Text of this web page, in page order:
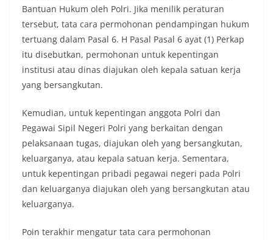
Bantuan Hukum oleh Polri. Jika menilik peraturan
tersebut, tata cara permohonan pendampingan hukum
tertuang dalam Pasal 6. H Pasal Pasal 6 ayat (1) Perkap
itu disebutkan, permohonan untuk kepentingan
institusi atau dinas diajukan oleh kepala satuan kerja
yang bersangkutan.
Kemudian, untuk kepentingan anggota Polri dan
Pegawai Sipil Negeri Polri yang berkaitan dengan
pelaksanaan tugas, diajukan oleh yang bersangkutan,
keluarganya, atau kepala satuan kerja. Sementara,
untuk kepentingan pribadi pegawai negeri pada Polri
dan keluarganya diajukan oleh yang bersangkutan atau
keluarganya.
Poin terakhir mengatur tata cara permohonan